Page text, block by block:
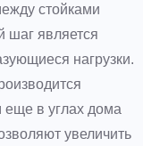
стойками
шаг является
нагрузки.
еще в углах дома
увеличить